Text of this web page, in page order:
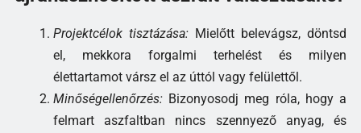
Projektcélok tisztázása: Mielőtt belevágsz, döntsd
el, mekkora forgalmi terhelést és milyen
élettartamot vársz el az úttól vagy felülettől.
Minőségellenőrzés: Bizonyosodj meg róla, hogy a
felmart aszfaltban nincs szennyező anyag, és